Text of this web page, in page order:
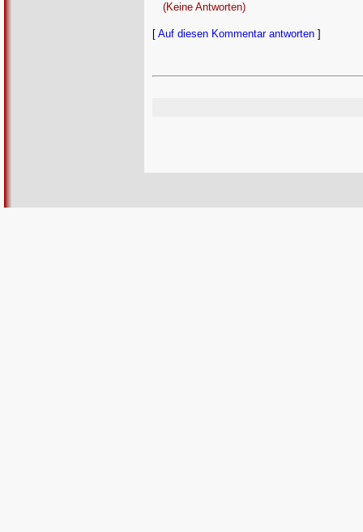
(Keine Antworten)
[ Auf diesen Kommentar antworten ]